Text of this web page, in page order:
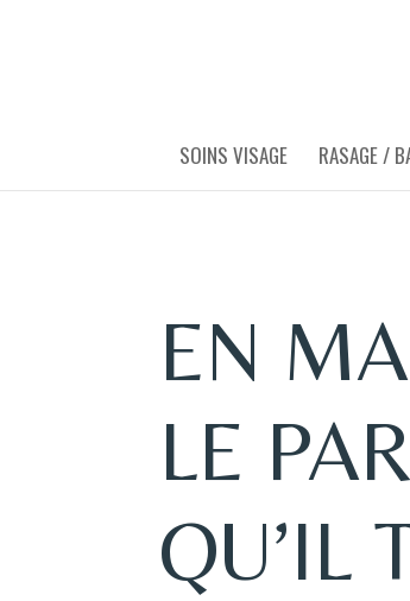
SOINS VISAGE RASAGE /
EN
LE
QU’IL